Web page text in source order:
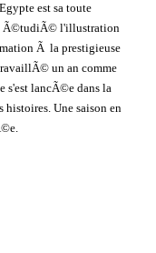
est sa toute
Ã©tudiÃ© l'illustration
Ã la prestigieuse
un an comme
s'est lancÃ©e dans la
histoires. Une saison en